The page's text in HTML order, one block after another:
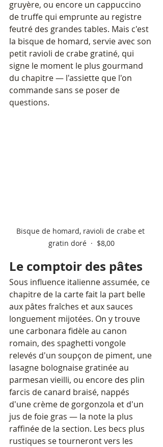
gruyère, ou encore un cappuccino
de truffe qui emprunte au registre
feutré des grandes tables. Mais c'est
la bisque de homard, servie avec son
petit ravioli de crabe gratiné, qui
signe le moment le plus gourmand
du chapitre — l'assiette que l'on
commande sans se poser de
questions.
Bisque de homard, ravioli de crabe et
gratin doré  ·  $8,00
Le comptoir des pâtes
Sous influence italienne assumée, ce
chapitre de la carte fait la part belle
aux pâtes fraîches et aux sauces
longuement mijotées. On y trouve
une carbonara fidèle au canon
romain, des spaghetti vongole
relevés d'un soupçon de piment, une
lasagne bolognaise gratinée au
parmesan vieilli, ou encore des plin
farcis de canard braisé, nappés
d'une crème de gorgonzola et d'un
jus de foie gras — la note la plus
raffinée de la section. Les becs plus
rustiques se tourneront vers les